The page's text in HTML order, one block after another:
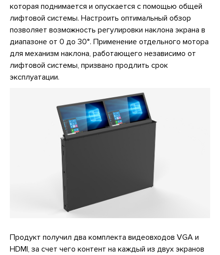
которая поднимается и опускается с помощью общей
лифтовой системы. Настроить оптимальный обзор
позволяет возможность регулировки наклона экрана в
диапазоне от 0 до 30°. Применение отдельного мотора
для механизм наклона, работающего независимо от
лифтовой системы, призвано продлить срок
эксплуатации.
Продукт получил два комплекта видеовходов VGA и
HDMI, за счет чего контент на каждый из двух экранов